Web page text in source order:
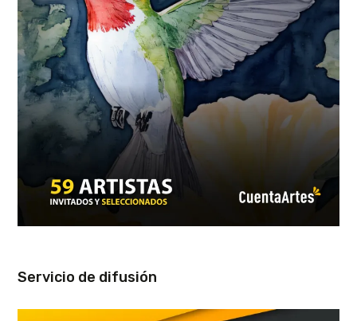
Servicio de difusión